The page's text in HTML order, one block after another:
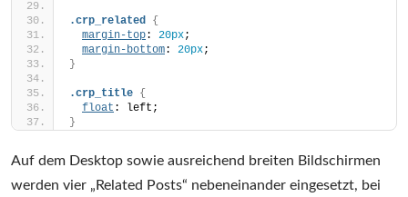
.crp_related {
margin-top: 20px;
margin-bottom: 20px;
}
.crp_title {
float : left;
}
Auf dem Desktop sowie ausreichend breiten Bildschirmen
werden vier „Related Posts“ nebeneinander eingesetzt, bei